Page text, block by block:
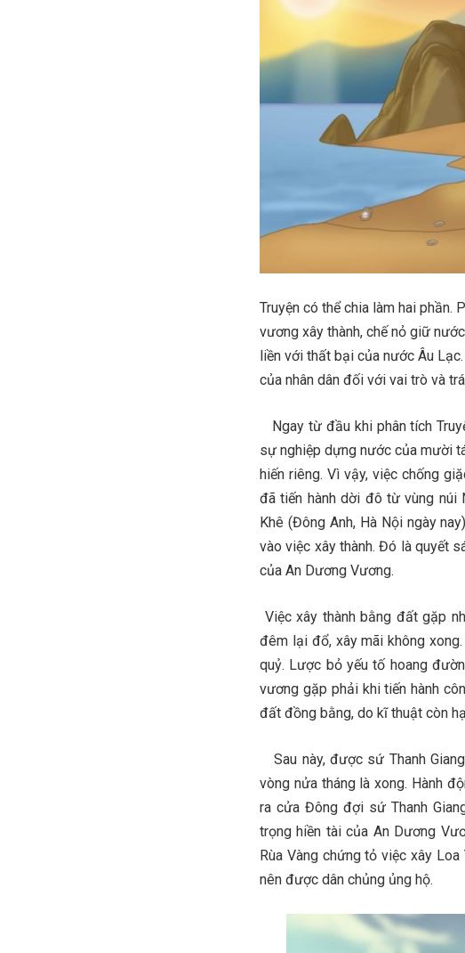
Truyện có thể chia làm hai phần.
vương xây thành, chế nỏ giữ
liền với thất bại của nước Âu
của nhân dân đối với vai trò và
Ngay từ đầu khi phân tích
sự nghiệp dựng nước của mười
hiến riêng. Vì vậy, việc chống
đã tiến hành dời đô từ vùng núi
Khê (Đông Anh, Hà Nội ngày
vào việc xây thành. Đó là quyết
của An Dương Vương.
Việc xây thành bằng đất gặp
đêm lại đổ, xây mãi không
quỷ. Lược bỏ yếu tố hoang
vương gặp phải khi tiến hành
đất đồng bằng, do kĩ thuật còn
Sau này, được sứ Thanh
vòng nửa tháng là xong. Hành
ra cửa Đông đợi sứ Thanh
trọng hiền tài của An Dương
Rùa Vàng chứng tỏ việc xây
nên được dân chủng ủng hộ.